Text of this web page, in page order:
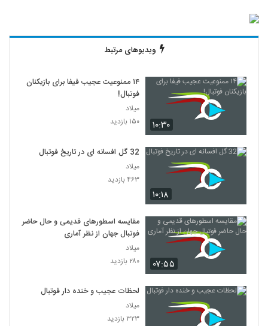
ویدیوهای مرتبط
۱۰:۳۰
۱۴ ممنوعیت عجیب فیفا برای بازیکنان
فوتبال!
میلاد
۱۵۰ بازدید
۱۰:۱۸
32 گل افسانه ای در تاریخ فوتبال
میلاد
۴۶۳ بازدید
۰۷:۵۵
مقایسه اسطورهای قدیمی و حال حاضر
فوتبال جهان از نظر آماری
میلاد
۲۸۰ بازدید
لحظات عجیب و خنده دار فوتبال
میلاد
۳۲۳ بازدید